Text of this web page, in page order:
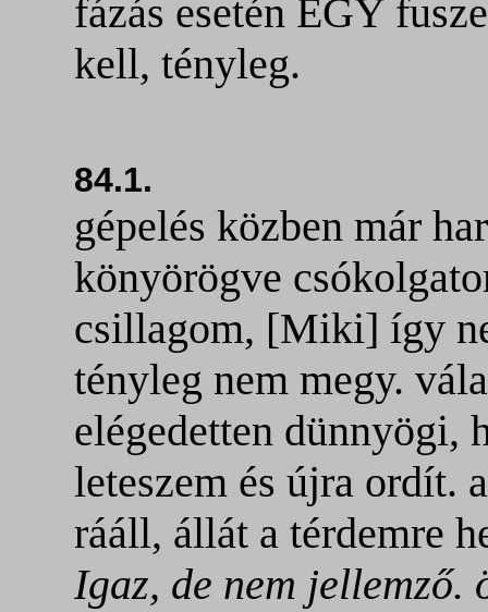
fázás esetén EGY
kell, tényleg.
84.1.
gépelés közben már
könyörögve
csillagom, [Miki] így
tényleg nem megy.
elégedetten dünnyögi,
leteszem és újra ordít.
rááll, állát a térdemre
Igaz, de nem jellemző.